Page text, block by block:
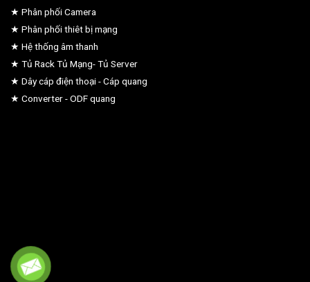
★ Phân phối Camera
★ Phân phối thiêt bị mạng
★ Hệ thống âm thanh
★ Tủ Rack Tủ Mạng- Tủ Server
★ Dây cáp điện thoại - Cáp quang
★ Converter - ODF quang